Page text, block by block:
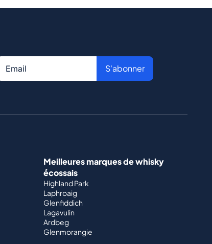
S'abonner
Meilleures marques de whisky
écossais
Highland Park
Laphroaig
Glenfiddich
Lagavulin
Ardbeg
Glenmorangie